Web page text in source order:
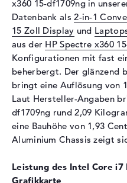
Laufwerks-Typ
Display
Display-Typ
Max. Auflösung
Auflösungstyp
Besonderheiten
Unterstützte Flash-
x360 15-df1709ng in
Datenbank als2-in-1
15 Zoll Display und
aus der HP Spectre x360
Konfigurationen mit fast
beherbergt. Der glänzend
bringt eine Auflösung von
Laut Hersteller-Angaben
df1709ng rund 2,09
eine Bauhöhe von 1,93
Aluminium Chassis zeigt
Leistung des Intel Core i7
Grafikkarte